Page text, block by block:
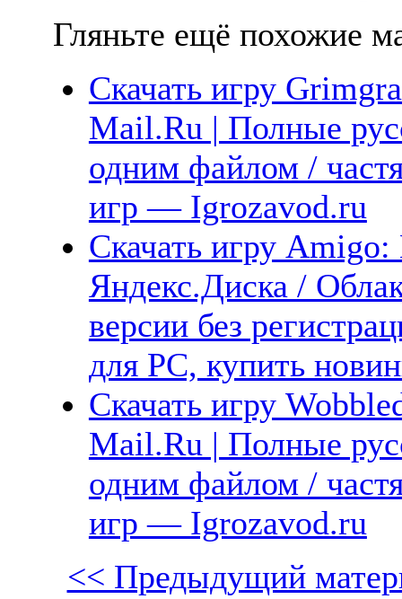
Гляньте ещё похожие
Скачать игру
Mail.Ru | Полные
одним файлом /
игр — Igrozavod.ru
Скачать игру
Яндекс.Диска /
версии без
для PC, купить
Скачать игру
Mail.Ru | Полные
одним файлом /
игр — Igrozavod.ru
<< Предыдущий